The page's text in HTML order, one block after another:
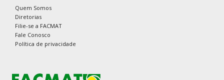
Quem Somos
Diretorias
Filie-se a FACMAT
Fale Conosco
Política de privacidade